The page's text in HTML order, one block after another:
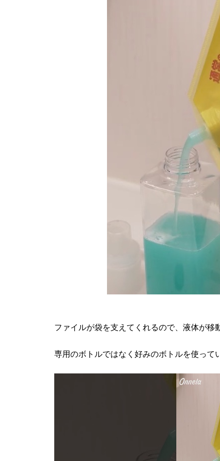
ファイルが袋を支えてくれるので、液体が移
専用のボトルではなく好みのボトルを使って